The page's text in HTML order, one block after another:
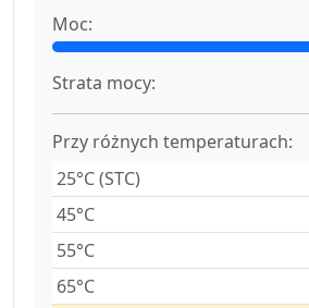
Moc:
Strata mocy:
Przy różnych temperaturach:
25°C (STC)
45°C
55°C
65°C